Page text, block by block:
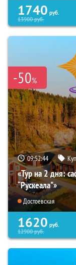
1740 руб.
13900руб.
-50%
09:52:43
«Тур на 2 дня:
“Рускеала"»
Достоевская
1620 руб.
12900руб.